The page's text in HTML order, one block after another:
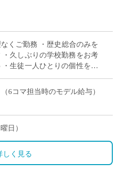
くご勤務 ・歴史総合のみを
・久しぶりの学校勤務をお考
・生徒一人ひとりの個性を大
すめ
6コマ担当時のモデル給与）
日）
しく見る